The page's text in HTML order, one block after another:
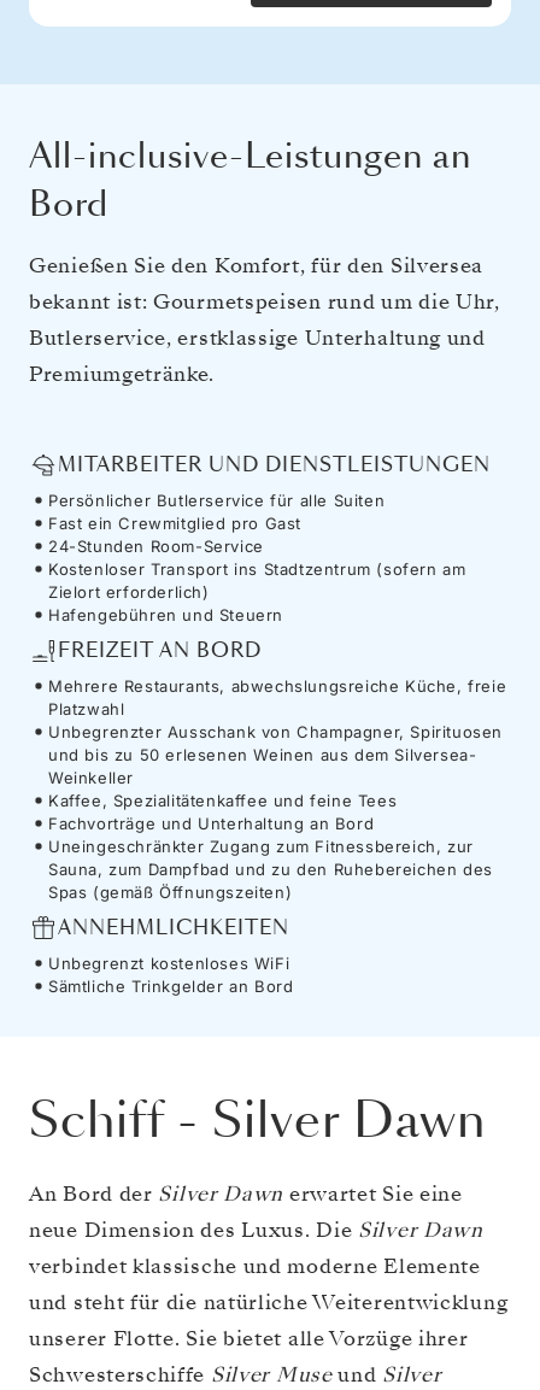
All-inclusive-Leistungen an
Bord
Genießen Sie den Komfort, für den Silversea
bekannt ist: Gourmetspeisen rund um die Uhr,
Butlerservice, erstklassige Unterhaltung und
Premiumgetränke.
MITARBEITER UND DIENSTLEISTUNGEN
Persönlicher Butlerservice für alle Suiten
Fast ein Crewmitglied pro Gast
24-Stunden Room-Service
Kostenloser Transport ins Stadtzentrum (sofern am
Zielort erforderlich)
Hafengebühren und Steuern
FREIZEIT AN BORD
Mehrere Restaurants, abwechslungsreiche Küche, freie
Platzwahl
Unbegrenzter Ausschank von Champagner, Spirituosen
und bis zu 50 erlesenen Weinen aus dem Silversea-
Weinkeller
Kaffee, Spezialitätenkaffee und feine Tees
Fachvorträge und Unterhaltung an Bord
Uneingeschränkter Zugang zum Fitnessbereich, zur
Sauna, zum Dampfbad und zu den Ruhebereichen des
Spas (gemäß Öffnungszeiten)
ANNEHMLICHKEITEN
Unbegrenzt kostenloses WiFi
Sämtliche Trinkgelder an Bord
Schiff- Silver Dawn
An Bord der Silver Dawn erwartet Sie eine
neue Dimension des Luxus. Die Silver Dawn
verbindet klassische und moderne Elemente
und steht für die natürliche Weiterentwicklung
unserer Flotte. Sie bietet alle Vorzüge ihrer
Schwesterschiffe Silver Museund Silver